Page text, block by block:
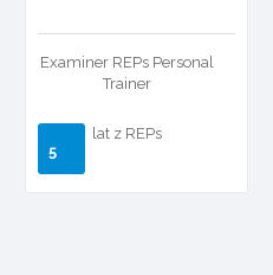
Examiner REPs Personal
Trainer
5
lat z REPs